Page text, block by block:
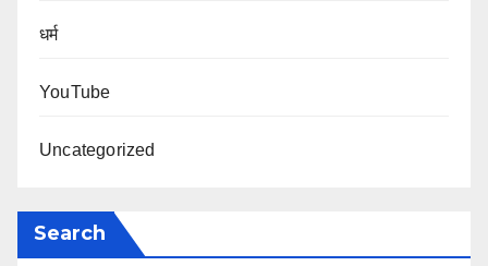
धर्म
YouTube
Uncategorized
Search